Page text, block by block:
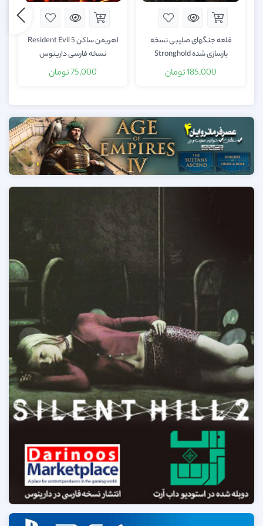
نمایشگر
ویدیو
00:00
01:22
گویندگان:
سروش عبدالهی (لیان اسکات کندی) ، ساغر مشهدی زاده (کلر ردفیلد) ،
فرزانه زارعیان (اِیدا وانگ) ، شیوا ریاستیان (آنت برکین) ، سعید مظفری (بِن
برتولی) ، سارا وحدی (شِری برکین) ، محمد مهدی قاسمی (رابرت کندو) ،
ابراهیم جنتی (ماروین برانا) ، علیرضا نیکوگر (برایان آیرونز) ، خسرو بهنوری
(ویلیان برکین) ، صالح هاشمی (الیوت ادوارد) ، امیرحسین پروردی نژاد
(هانک) ، عرفان آبکار (نایت هاک) ، پرستو موسوی (اِما کندو) ، مریم منفرد
(رایانه) ، میلاد عیوضی (مجری رادیو) ، محمد حیدری (راننده کامیون) ، پوریا
دهقانی ، مرتضی زادهوش ، امیرحسین شهپروصال ، امین شاهمرادی و…
Update To v20191218
All 12 DLCs included
قلعه جنگهای صلیبی نسخه
بازسازی شده Stronghold
Crusader Definitive Edition
دوبله فارسی دارینوس
185,000تومان
اهریمن ساکن Resident Evil 5
نسخه فارسی دارینوس
75,000تومان